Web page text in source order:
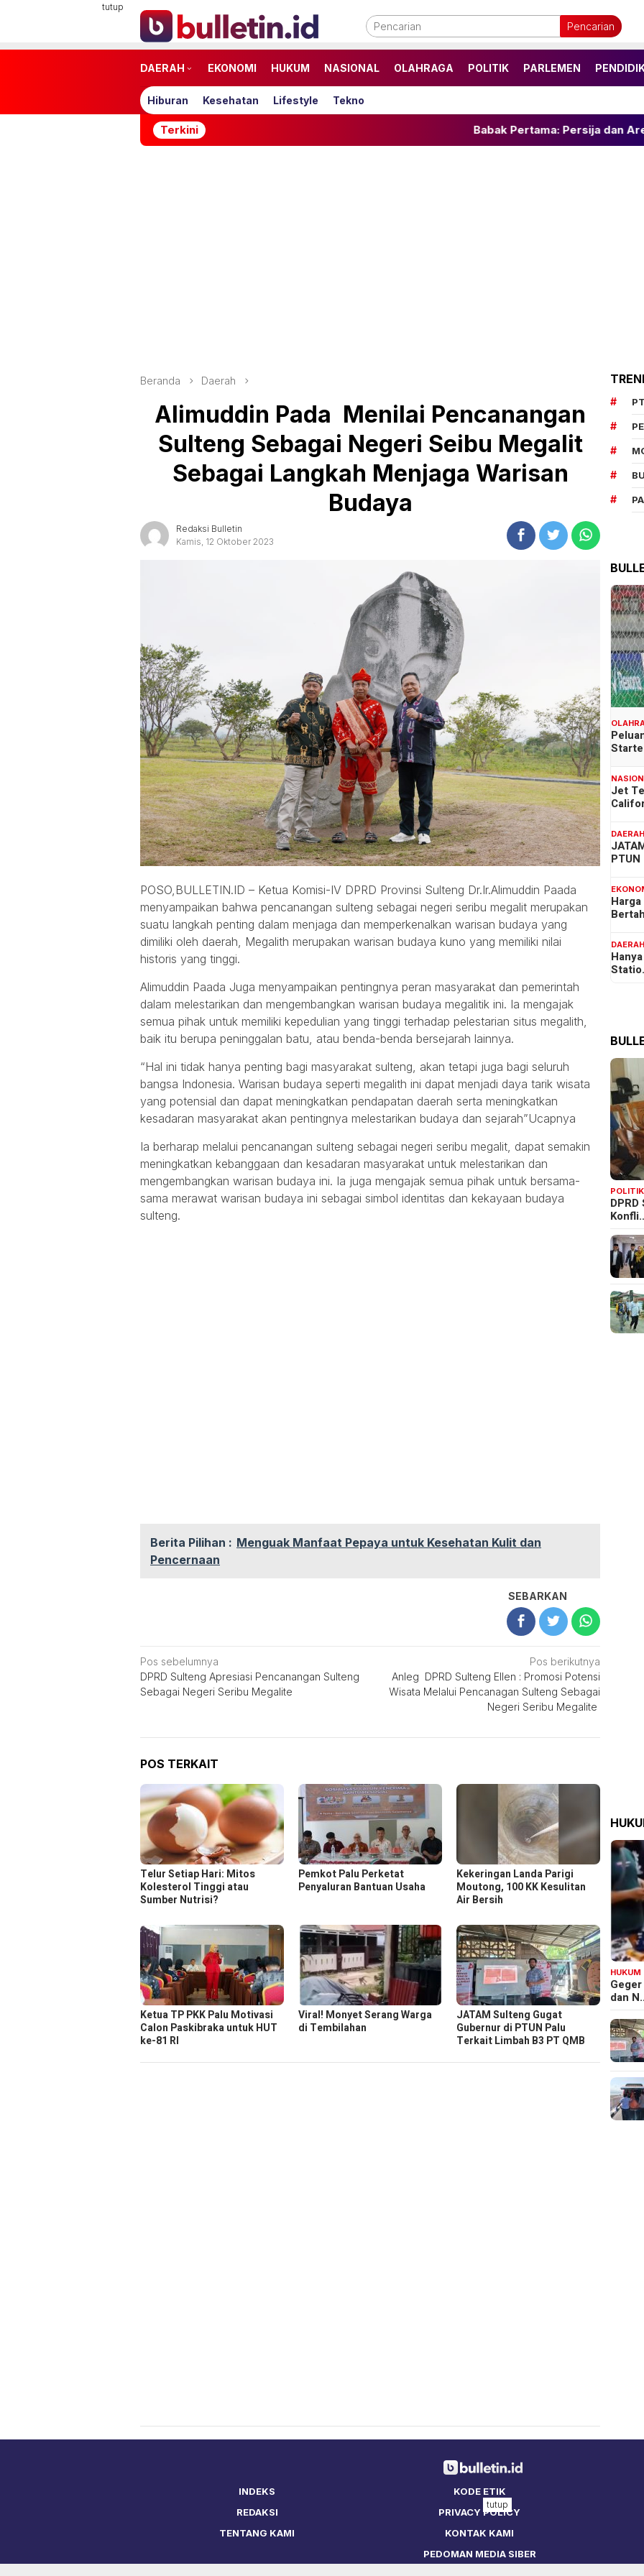
tutup
Pencarian
DAERAH EKONOMI HUKUM NASIONAL OLAHRAGA POLITIK PARLEMEN
Hiburan Kesehatan Lifestyle Tekno
Terkini Babak Pertama: Persija dan Arema FC
Beranda Daerah
Alimuddin Pada Menilai Pencanangan
Sulteng Sebagai Negeri Seibu Megalit
Sebagai Langkah Menjaga Warisan
Budaya
Redaksi Bulletin
Kamis, 12 Oktober 2023
POSO,BULLETIN.ID – Ketua Komisi-IV DPRD Provinsi Sulteng Dr.Ir.Alimuddin Paada
menyampaikan bahwa pencanangan sulteng sebagai negeri seribu megalit merupakan
suatu langkah penting dalam menjaga dan memperkenalkan warisan budaya yang
dimiliki oleh daerah, Megalith merupakan warisan budaya kuno yang memiliki nilai
historis yang tinggi.
Alimuddin Paada Juga menyampaikan pentingnya peran masyarakat dan pemerintah
dalam melestarikan dan mengembangkan warisan budaya megalitik ini. Ia mengajak
semua pihak untuk memiliki kepedulian yang tinggi terhadap pelestarian situs megalith,
baik itu berupa peninggalan batu, atau benda-benda bersejarah lainnya.
“Hal ini tidak hanya penting bagi masyarakat sulteng, akan tetapi juga bagi seluruh
bangsa Indonesia. Warisan budaya seperti megalith ini dapat menjadi daya tarik wisata
yang potensial dan dapat meningkatkan pendapatan daerah serta meningkatkan
kesadaran masyarakat akan pentingnya melestarikan budaya dan sejarah”Ucapnya
Ia berharap melalui pencanangan sulteng sebagai negeri seribu megalit, dapat semakin
meningkatkan kebanggaan dan kesadaran masyarakat untuk melestarikan dan
mengembangkan warisan budaya ini. Ia juga mengajak semua pihak untuk bersama-
sama merawat warisan budaya ini sebagai simbol identitas dan kekayaan budaya
sulteng.
Berita Pilihan : Menguak Manfaat Pepaya untuk Kesehatan Kulit dan
Pencernaan
SEBARKAN
Navigasi
pos
Pos sebelumnya
DPRD Sulteng Apresiasi Pencanangan Sulteng
Sebagai Negeri Seribu Megalite
Pos berikutnya
Anleg DPRD Sulteng Ellen : Promosi Potensi
Wisata Melalui Pencanagan Sulteng Sebagai
Negeri Seribu Megalite
POS TERKAIT
Telur Setiap Hari: Mitos
Kolesterol Tinggi atau
Sumber Nutrisi?
Pemkot Palu Perketat
Penyaluran Bantuan Usaha
Kekeringan Landa Parigi
Moutong, 100 KK Kesulitan
Air Bersih
Ketua TP PKK Palu Motivasi
Calon Paskibraka untuk HUT
ke-81 RI
Viral! Monyet Serang Warga
di Tembilahan
JATAM Sulteng Gugat
Gubernur di PTUN Palu
Terkait Limbah B3 PT QMB
Jet
POLITIK
HUKUM
dan
INDEKS
KODE ETIK
REDAKSI
PRIVACY POLICY
TENTANG KAMI
KONTAK KAMI
PEDOMAN MEDIA SIBER
tutup